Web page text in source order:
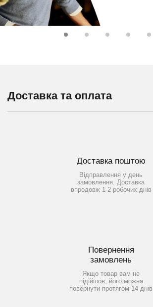
Доставка та оплата
Доставка поштою
Відправлення у день
замовлення. Доставка
впродовж 1-2 робочих днів
Повернення
замовлень
Якщо товар вам не
підійшов, його можна
повернути протягом 14 днів